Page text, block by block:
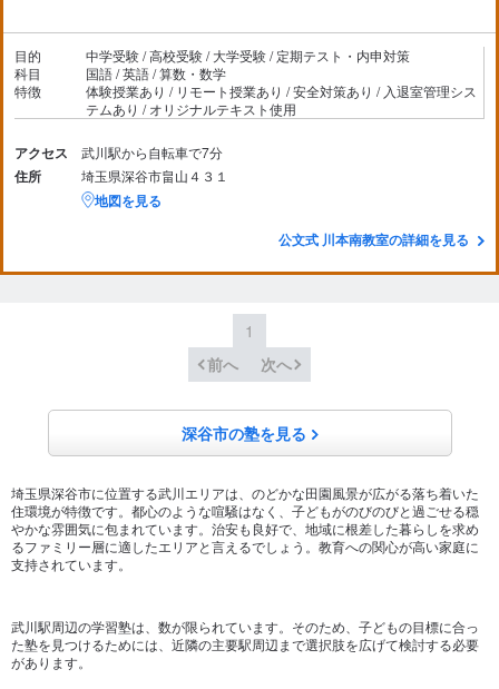
目的
中学受験 / 高校受験 / 大学受験 / 定期テスト・内申対策
科目
国語 / 英語 / 算数・数学
特徴
体験授業あり / リモート授業あり / 安全対策あり / 入退室管理シス
テムあり / オリジナルテキスト使用
アクセス 武川駅から自転車で7分
住所 埼玉県深谷市畠山４３１
地図を見る
公文式 川本南教室の詳細を見る
1
前へ
次へ
深谷市の塾を見る
埼玉県深谷市に位置する武川エリアは、のどかな田園風景が広がる落ち着いた
住環境が特徴です。都心のような喧騒はなく、子どもがのびのびと過ごせる穏
やかな雰囲気に包まれています。治安も良好で、地域に根差した暮らしを求め
るファミリー層に適したエリアと言えるでしょう。教育への関心が高い家庭に
支持されています。
武川駅周辺の学習塾は、数が限られています。そのため、子どもの目標に合っ
た塾を見つけるためには、近隣の主要駅周辺まで選択肢を広げて検討する必要
があります。